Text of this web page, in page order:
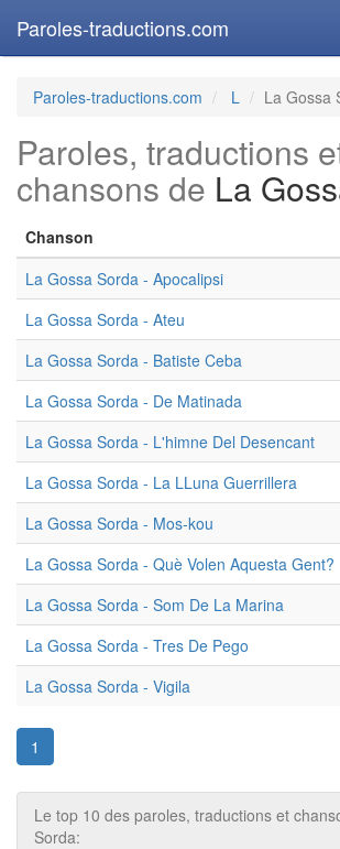
Paroles-traductions.com
Paroles-traductions.com L La Gossa
Paroles, traductions
chansons de La
Chanson
La Gossa Sorda - Apocalipsi
La Gossa Sorda - Ateu
La Gossa Sorda - Batiste Ceba
La Gossa Sorda - De Matinada
La Gossa Sorda - L'himne Del Desencant
La Gossa Sorda - La LLuna Guerrillera
La Gossa Sorda - Mos-kou
La Gossa Sorda - Què Volen Aquesta Gent?
La Gossa Sorda - Som De La Marina
La Gossa Sorda - Tres De Pego
La Gossa Sorda - Vigila
1
Le top 10 des paroles, traductions et
Sorda: